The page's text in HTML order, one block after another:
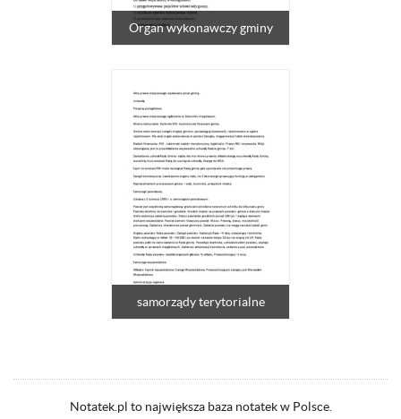
Organ wykonawczy gminy
samorządy terytorialne
Notatek.pl to największa baza notatek w Polsce.